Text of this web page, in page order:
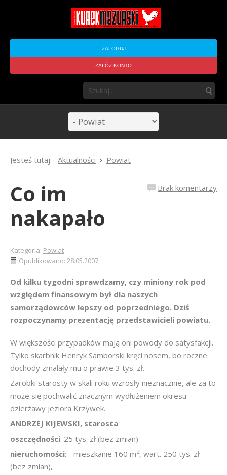
ZALOGUJ
ZAŁÓŻ KONTO
Jesteś tutaj: Aktualności Powiat
Brak komentarzy
Co im
nakapało
Kategoria: Powiat
Opublikowano: 28.05.2007
Od kilku tygodni sprawdzamy, czy miniony rok pod
względem finansowym był dla naszych
samorządowców lepszy od poprzedniego. Dziś
rozpoczynamy prezentację przedstawicieli powiatu.
W większości przypadków mają oni powody do satysfakcji.
Tylko skarbnik Henryk Samborski kręci nosem, bo roczne
dochody zmalały mu o prawie 3 tys. zł.
Zarobki starosty w skali roku wzrosły nieznacznie, ale za to
może się pochwalić znacznym wydłużeniem okresu
dzierżawy jeziora Krzywek.
ANDRZEJ KIJEWSKI, starosta
oszczędności: 25 tys. zł (bez zmian)
nieruchomości: - mieszkanie 160 m2, wart. 250 tys. zł
(bez zmian),